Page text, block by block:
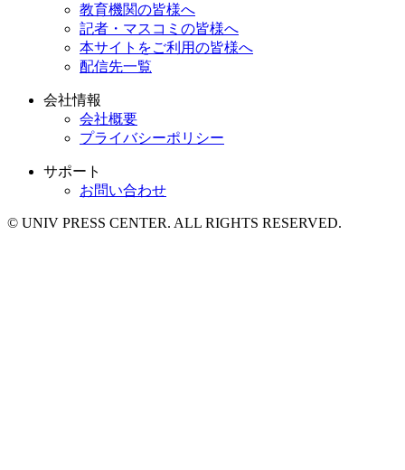
教育機関の皆様へ
記者・マスコミの皆様へ
本サイトをご利用の皆様へ
配信先一覧
会社情報
会社概要
プライバシーポリシー
サポート
お問い合わせ
© UNIV PRESS CENTER. ALL RIGHTS RESERVED.